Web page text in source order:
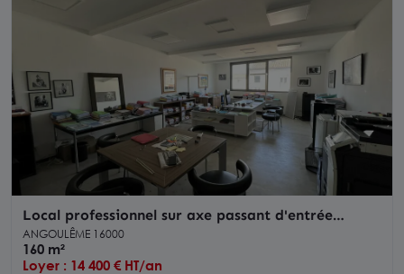
Local professionnel sur axe passant d'entrée
d'ANGOULEME proche ZI n°3.
ANGOULÊME 16000
160 m²
Loyer : 14 400 € HT/an